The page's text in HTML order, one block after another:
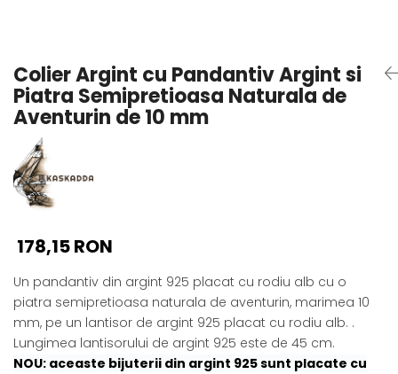
Pandantive cu Perle
Brose cu Perle
Colier Argint cu Pandantiv Argint si
Piatra Semipretioasa Naturala de
Aventurin de 10 mm
178,15 RON
Un pandantiv din argint 925 placat cu rodiu alb cu o
piatra semipretioasa naturala de aventurin, marimea 10
mm, pe un lantisor de argint 925 placat cu rodiu alb. .
Lungimea lantisorului de argint 925 este de 45 cm.
NOU: aceaste bijuterii din argint 925 sunt placate cu